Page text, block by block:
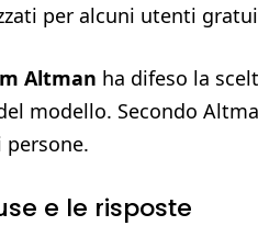
per alcuni utenti
Altman ha difeso la
modello. Secondo
e le risposte